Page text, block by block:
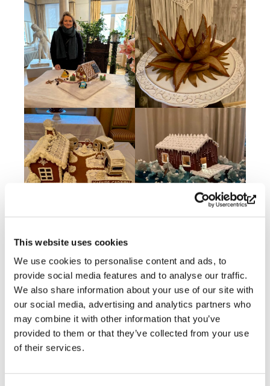
This website uses cookies
We use cookies to personalise content and ads, to
provide social media features and to analyse our traffic.
We also share information about your use of our site with
our social media, advertising and analytics partners who
may combine it with other information that you’ve
provided to them or that they’ve collected from your use
of their services.